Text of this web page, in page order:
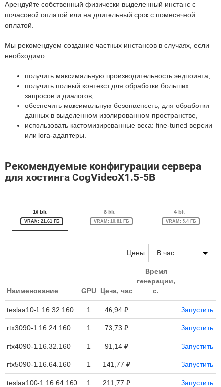
Арендуйте собственный физически выделенный инстанс с
почасовой оплатой или на длительный срок с помесячной
оплатой.
Мы рекомендуем создание частных инстансов в случаях, если
необходимо:
получить максимальную производительность эндпоинта,
получить полный контекст для обработки больших
запросов и диалогов,
обеспечить максимальную безопасность, для обработки
данных в выделенном изолированном пространстве,
использовать кастомизированные веса: fine-tuned версии
или lora-адаптеры.
Рекомендуемые конфигурации сервера
для хостинга CogVideoX1.5-5B
16 bit
VRAM: 21.61 ГБ
8 bit
VRAM: 10.81 ГБ
4 bit
VRAM: 5.4 ГБ
Цены:
Наименование GPU Цена, час
Время
генерации,
с.
teslaa10-1.16.32.160 1 46,94 ₽ Запустить
rtx3090-1.16.24.160 1 73,73 ₽ Запустить
rtx4090-1.16.32.160 1 91,14 ₽ Запустить
rtx5090-1.16.64.160 1 141,77 ₽ Запустить
teslaa100-1.16.64.160 1 211,77 ₽ Запустить